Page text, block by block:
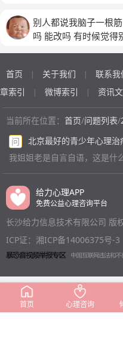
原则上的问题
别人都说我脑子一根
吗 能改吗 有时候觉得
首页 心理咨询
首页 | 关于我们 | 联系我
章索引
| 微博索引 | 资讯
当前所在位置： 首页/问题列表/
问
北京最好的青少年心理治
我姐姐老是自言自语，这是什
给力心理APP
免费公益心理咨询平台
长沙给力信息技术有限公司 版
ICP证：湘ICP备14006375号-3